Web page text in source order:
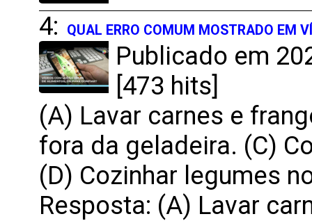
4: QUAL ERRO COMUM MOSTRADO EM
Publicado em
[473 hits]
(A) Lavar carnes e
fora da geladeira. (C)
(D) Cozinhar legumes
Resposta: (A) Lavar